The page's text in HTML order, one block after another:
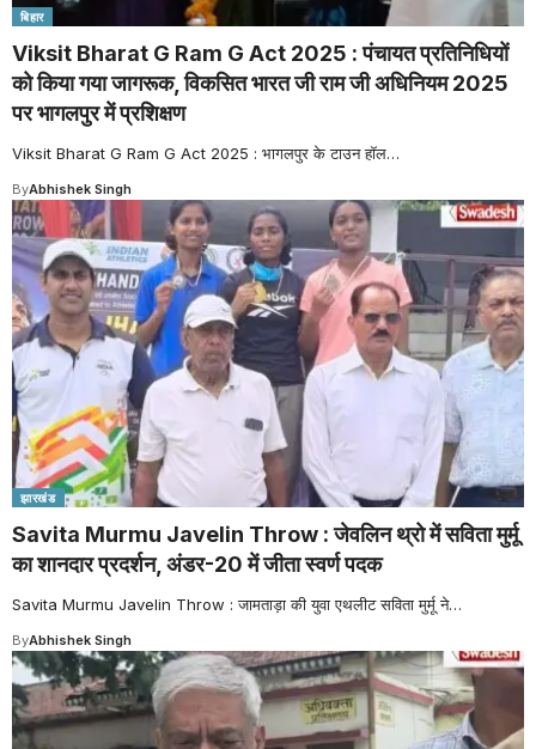
बिहार
Viksit Bharat G Ram G Act 2025 : पंचायत प्रतिनिधियों
को किया गया जागरूक, विकसित भारत जी राम जी अधिनियम 2025
पर भागलपुर में प्रशिक्षण
Viksit Bharat G Ram G Act 2025 : भागलपुर के टाउन हॉल…
ByAbhishek Singh
झारखंड
Savita Murmu Javelin Throw : जेवलिन थ्रो में सविता मुर्मू
का शानदार प्रदर्शन, अंडर-20 में जीता स्वर्ण पदक
Savita Murmu Javelin Throw : जामताड़ा की युवा एथलीट सविता मुर्मू ने…
ByAbhishek Singh